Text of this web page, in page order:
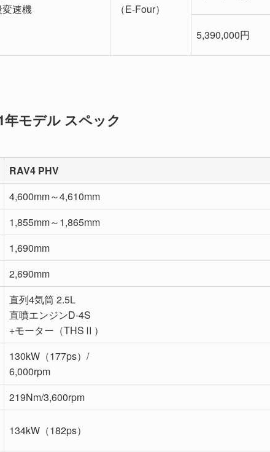
速機
（E-Four）
5,390,000円
年モデル スペック
RAV4 PHV
4,600mm～4,610mm
1,855mm～1,865mm
1,690mm
2,690mm
直列4気筒 2.5L
直噴エンジンD-4S
+モーター（THSⅡ）
130kW（177ps）/
6,000rpm
219Nm/3,600rpm
134kW（182ps）